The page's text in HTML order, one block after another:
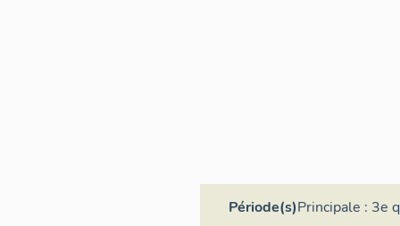
Période(s)Principale : 3e